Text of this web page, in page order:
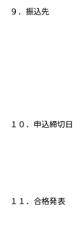
９．振込先
１０．申込締切日
１１．合格発表